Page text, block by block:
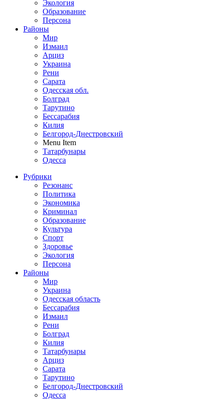
Экология
Образование
Персона
Районы
Мир
Измаил
Арциз
Украина
Рени
Сарата
Одесская обл.
Болград
Тарутино
Бессарабия
Килия
Белгород-Днестровский
Menu Item
Татарбунары
Одесса
Рубрики
Резонанс
Политика
Экономика
Криминал
Образование
Культура
Спорт
Здоровье
Экология
Персона
Районы
Мир
Украина
Одесская область
Бессарабия
Измаил
Рени
Болград
Килия
Татарбунары
Арциз
Сарата
Тарутино
Белгород-Днестровский
Одесса